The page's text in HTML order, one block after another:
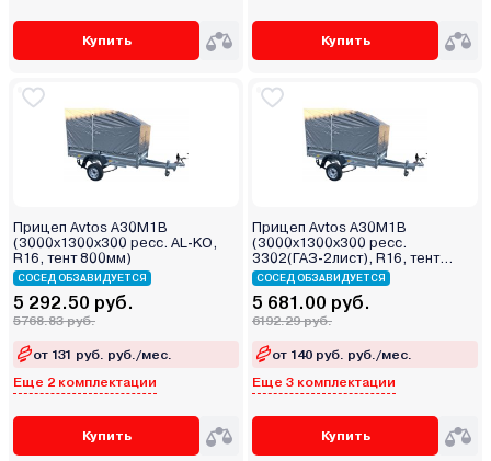
Купить Купить
Прицеп Avtos А30М1В
(3000х1300х300 ресс. AL-KO,
R16, тент 800мм)
СОСЕД ОБЗАВИДУЕТСЯ
5 292.50 руб.
5768.83 руб.
от 131 руб. руб./мес.
Еще 2 комплектации
Купить
Прицеп Avtos А30М1В
(3000х1300х300 ресс.
3302(ГАЗ-2лист), R16, тент
400мм)
СОСЕД ОБЗАВИДУЕТСЯ
5 681.00 руб.
6192.29 руб.
от 140 руб. руб./мес.
Еще 3 комплектации
Купить